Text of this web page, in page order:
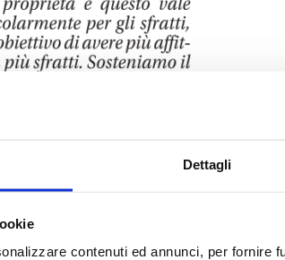
Dettagli
contenuti ed annunci, per fornire